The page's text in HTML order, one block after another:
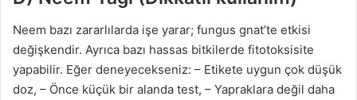
Neem bazı zararlılarda işe yarar; fungus gnat’te etkisi
değişkendir. Ayrıca bazı hassas bitkilerde fitotoksisite
yapabilir. Eğer deneyecekseniz: – Etikete uygun çok düşük
doz, – Önce küçük bir alanda test, – Yapraklara değil daha